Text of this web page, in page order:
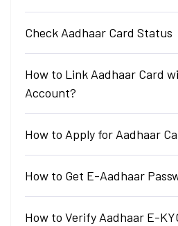
Check Aadhaar Card Status
How to Link Aadhaar Card
Account?
How to Apply for Aadhaar
How to Get E-Aadhaar
How to Verify Aadhaar E-